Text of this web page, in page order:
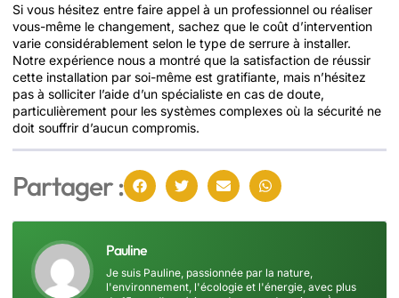
Si vous hésitez entre faire appel à un professionnel ou réaliser
vous-même le changement, sachez que le coût d’intervention
varie considérablement selon le type de serrure à installer.
Notre expérience nous a montré que la satisfaction de réussir
cette installation par soi-même est gratifiante, mais n’hésitez
pas à solliciter l’aide d’un spécialiste en cas de doute,
particulièrement pour les systèmes complexes où la sécurité ne
doit souffrir d’aucun compromis.
Partager :
Pauline
Je suis Pauline, passionnée par la nature,
l'environnement, l'écologie et l'énergie, avec plus